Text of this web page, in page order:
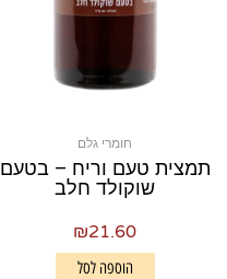
חומרי גלם
תמצית טעם וריח – בטעם
שוקולד חלב
₪21.60
הוספה לסל